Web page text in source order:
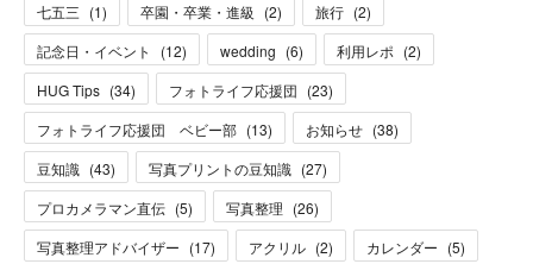
七五三 (1) 卒園・卒業・進級 (2) 旅行 (2)
記念日・イベント
(12) wedding (6) 利用レポ (2)
HUG Tips (34) フォトライフ応援団 (23)
フォトライフ応援団 ベビー部 (13) お知らせ (38)
豆知識 (43) 写真プリントの豆知識 (27)
プロカメラマン直伝 (5) 写真整理 (26)
写真整理アドバイザー (17) アクリル (2) カレンダー (5)